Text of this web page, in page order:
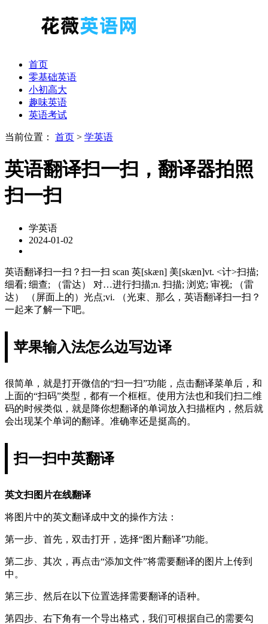
首页
零基础英语
小初高大
趣味英语
英语考试
当前位置： 首页 > 学英语
英语翻译扫一扫，翻译器拍照
扫一扫
学英语
2024-01-02
英语翻译扫一扫？扫一扫 scan 英[skæn] 美[skæn]vt. <计>扫描;
细看; 细查; （雷达） 对…进行扫描;n. 扫描; 浏览; 审视; （雷
达） （屏面上的）光点;vi. （光束、那么，英语翻译扫一扫？
一起来了解一下吧。
苹果输入法怎么边写边译
很简单，就是打开微信的“扫一扫”功能，点击翻译菜单后，和
上面的“扫码”类型，都有一个框框。使用方法也和我们扫二维
码的时候类似，就是降你想翻译的单词放入扫描框内，然后就
会出现某个单词的翻译。准确率还是挺高的。
扫一扫中英翻译
英文扫图片在线翻译
将图片中的英文翻译成中文的操作方法：
第一步、首先，双击打开，选择“图片翻译”功能。
第二步、其次，再点击“添加文件”将需要翻译的图片上传到
中。
第三步、然后在以下位置选择需要翻译的语种。
第四步、右下角有一个导出格式，我们可根据自己的需要勾